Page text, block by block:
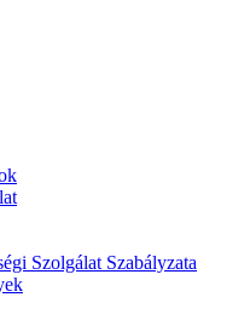
Szolgálat Szabályzata